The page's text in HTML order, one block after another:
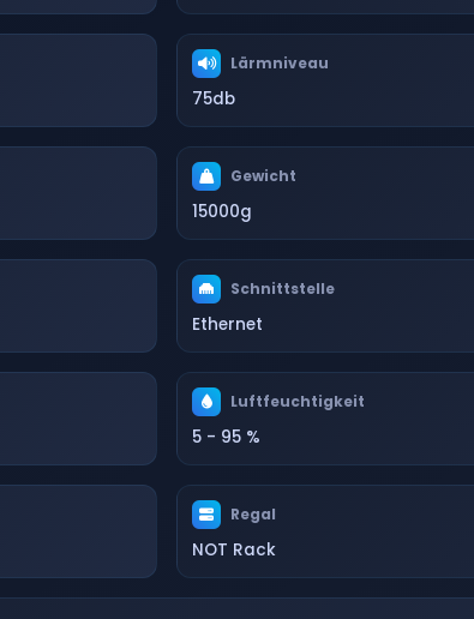
Lärmniveau
75db
Gewicht
15000g
Schnittstelle
Ethernet
Luftfeuchtigkeit
5 - 95 %
Regal
NOT Rack